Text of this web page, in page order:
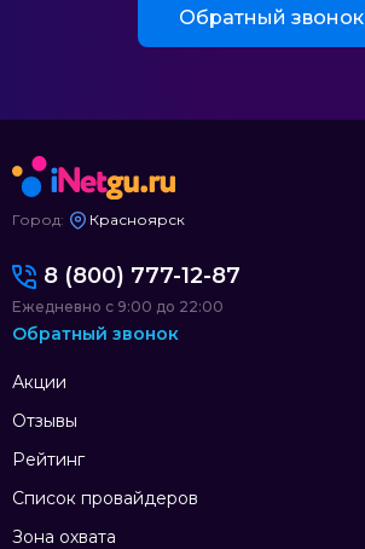
Обратный звонок
Город: Красноярск
Акции
Отзывы
Рейтинг
Список провайдеров
Зона охвата
8 (800) 777-12-87
Ежедневно с 9:00 до 22:00
Обратный звонок